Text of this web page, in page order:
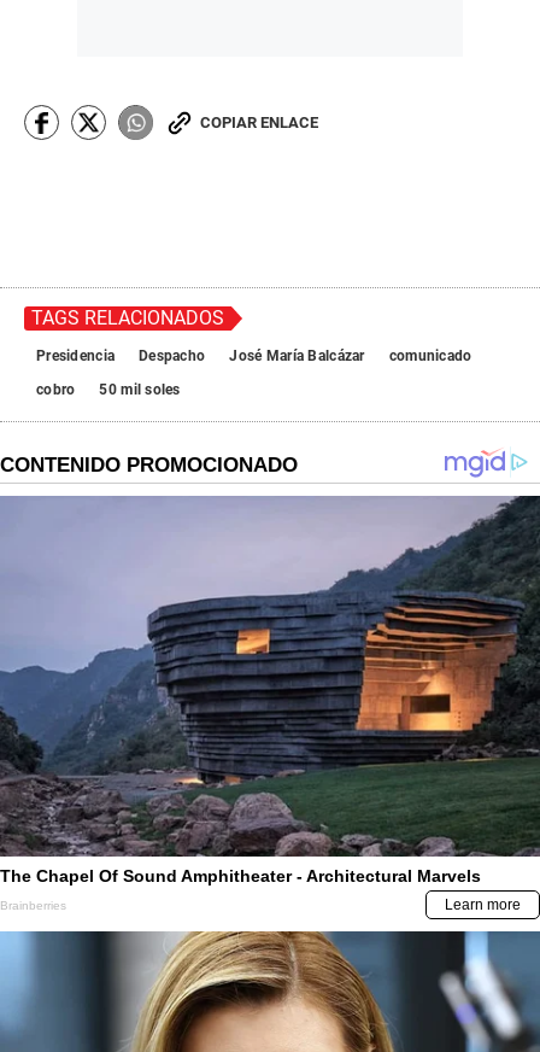
COPIAR ENLACE
TAGS RELACIONADOS
Presidencia Despacho José María Balcázar
comunicado
cobro
50 mil soles